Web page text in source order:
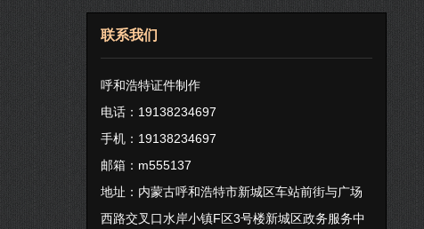
联系我们
呼和浩特证件制作
电话：19138234697
手机：19138234697
邮箱：m555137
地址：内蒙古呼和浩特市新城区车站前街与广场
西路交叉口水岸小镇F区3号楼新城区政务服务中